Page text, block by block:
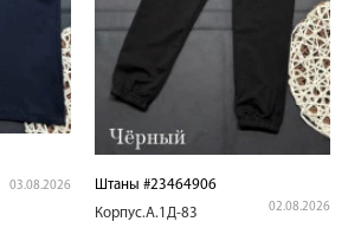
03.08.2026
Штаны #23464906
Корпус.А.1Д-83
02.08.2026